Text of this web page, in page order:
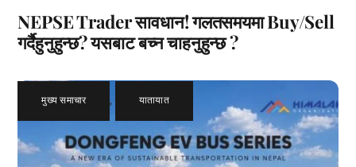
NEPSE Trader सावधान! गलतसमयमा Buy/Sell
गर्दैहुनुहुन्छ? यसबाट बच्न चाहनुहुन्छ ?
मुख्य समाचार , यातायात